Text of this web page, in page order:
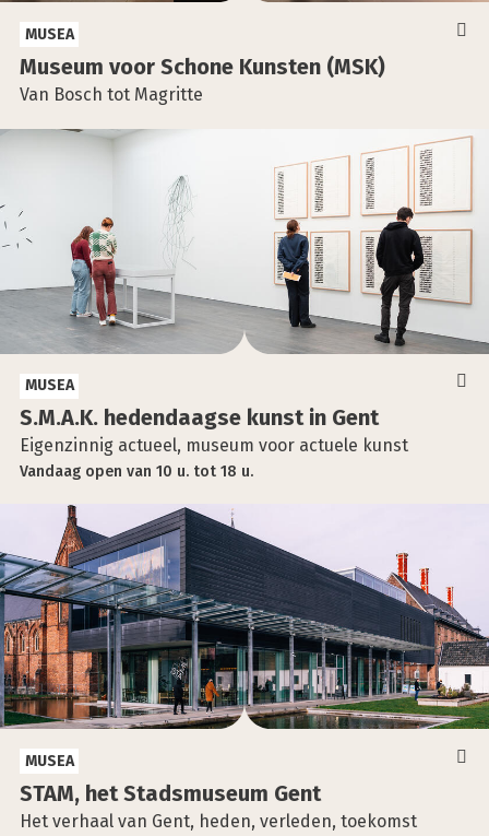
Muse­um voor Scho­ne Kun­sten (MSK)
Van Bosch tot Magritte
MUSEA
S.M.A.K. heden­daag­se kunst in Gent
Eigenzinnig actueel, museum voor actuele kunst
MUSEA
Vandaag open van 10 u. tot 18 u.
STAM, het Stads­mu­se­um Gent
Het verhaal van Gent, heden, verleden, toekomst
MUSEA